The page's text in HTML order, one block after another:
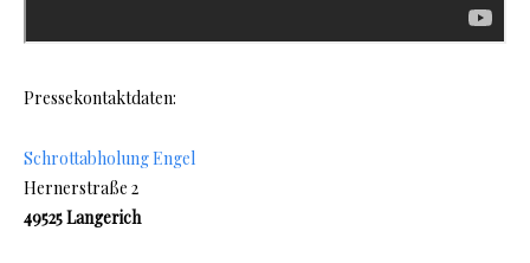
Pressekontaktdaten:
Schrottabholung Engel
Hernerstraße 2
49525 Langerich